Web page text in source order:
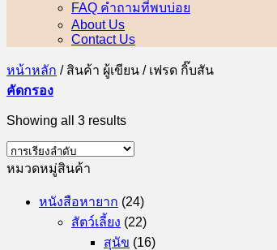
FAQ คำถามที่พบบ่อย
About Us
Contact Us
หน้าหลัก /สินค้า ผู้เขียน /เฟรด กิ๊บสัน
คัดกรอง
Showing all 3 results
หมวดหมู่สินค้า
หนังสือหายาก (24)
สัตว์เลี้ยง (22)
สุนัข (16)